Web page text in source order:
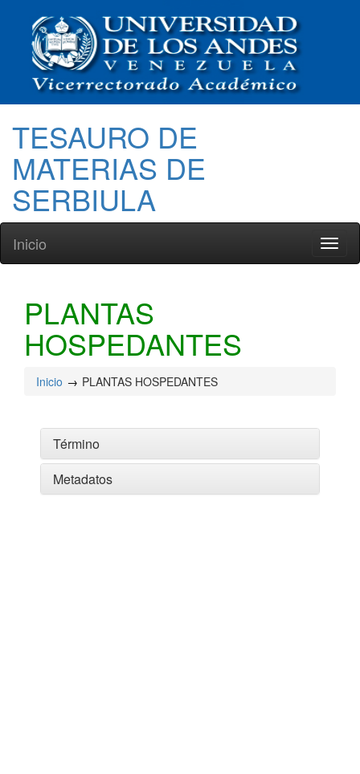
TESAURO DE
MATERIAS DE
SERBIULA
Inicio
PLANTAS
HOSPEDANTES
Inicio PLANTAS HOSPEDANTES
Término
Metadatos